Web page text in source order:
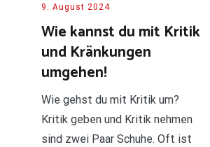
9. August 2024
Wie kannst du mit Kritik
und Kränkungen
umgehen!
Wie gehst du mit Kritik um?
Kritik geben und Kritik nehmen
sind zwei Paar Schuhe. Oft ist